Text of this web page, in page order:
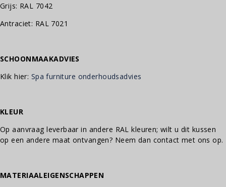
Grijs: RAL 7042
Antraciet: RAL 7021
SCHOONMAAKADVIES
Klik hier: Spa furniture onderhoudsadvies
KLEUR
Op aanvraag leverbaar in andere RAL kleuren; wilt u dit kussen
op een andere maat ontvangen? Neem dan contact met ons op.
MATERIAALEIGENSCHAPPEN